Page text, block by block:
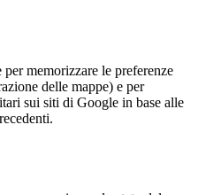
memorizzare le preferenze
delle mappe) e per
sui siti di Google in base alle